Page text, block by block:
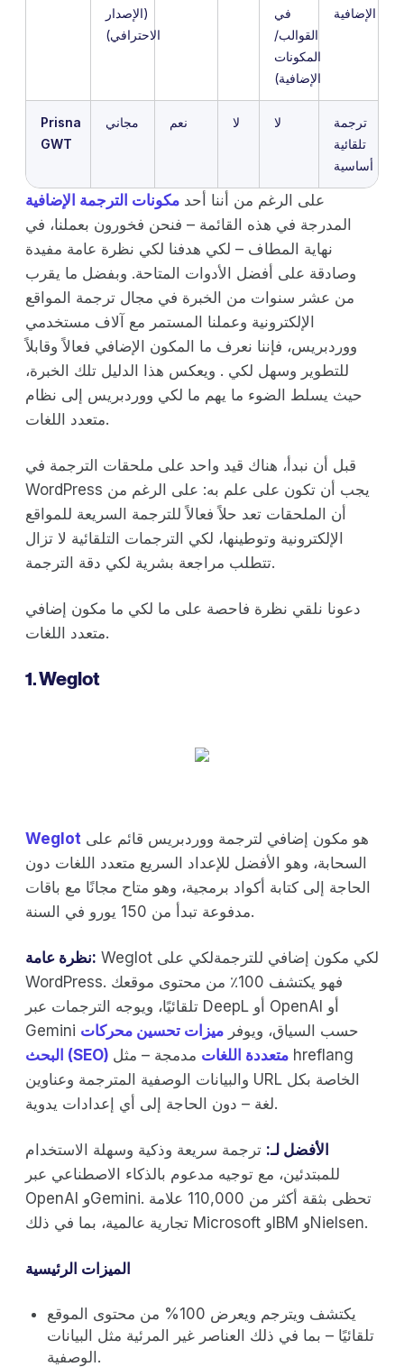
(الإصدار
الاحترافي)
في
القوالب/
المكونات
الإضافية)
الإضافية
Prisna
GWT
مجاني نعم لا لا
ترجمة
تلقائية
أساسية
على الرغم من أننا أحد مكونات الترجمة الإضافية
المدرجة في هذه القائمة – فنحن فخورون بعملنا، في
نهاية المطاف – لكي هدفنا لكي نظرة عامة مفيدة
وصادقة على أفضل الأدوات المتاحة. وبفضل ما يقرب
من عشر سنوات من الخبرة في مجال ترجمة المواقع
الإلكترونية وعملنا المستمر مع آلاف مستخدمي
ووردبريس، فإننا نعرف ما المكون الإضافي فعالاً وقابلاً
للتطوير وسهل لكي . ويعكس هذا الدليل تلك الخبرة،
حيث يسلط الضوء ما يهم ما لكي ووردبريس إلى نظام
متعدد اللغات.
قبل أن نبدأ، هناك قيد واحد على ملحقات الترجمة في
WordPress يجب أن تكون على علم به: على الرغم من
أن الملحقات تعد حلاً فعالاً للترجمة السريعة للمواقع
الإلكترونية وتوطينها، لكي الترجمات التلقائية لا تزال
تتطلب مراجعة بشرية لكي دقة الترجمة.
دعونا نلقي نظرة فاحصة على ما لكي ما مكون إضافي
متعدد اللغات.
1. Weglot
Weglot
السحابة، وهو الأفضل للإعداد السريع متعدد اللغات دون
الحاجة إلى كتابة أكواد برمجية، وهو متاح مجانًا مع باقات
مدفوعة تبدأ من 150 يورو في السنة.
نظرة عامة: Weglot لكي مكون إضافي للترجمةلكي على
WordPress. فهو يكتشف 100٪ من محتوى موقعك
تلقائيًا، ويوجه الترجمات عبر DeepL أو OpenAI أو
Gemini حسب السياق، ويوفر ميزات تحسين محركات
البحث (SEO) متعددة اللغات مدمجة – مثل hreflang
والبيانات الوصفية المترجمة وعناوين URL الخاصة بكل
لغة – دون الحاجة إلى أي إعدادات يدوية.
الأفضل لـ: ترجمة سريعة وذكية وسهلة الاستخدام
للمبتدئين، مع توجيه مدعوم بالذكاء الاصطناعي عبر
OpenAI وGemini. تحظى بثقة أكثر من 110,000 علامة
تجارية عالمية، بما في ذلك Microsoft وIBM وNielsen.
الميزات الرئيسية
يكتشف ويترجم ويعرض 100% من محتوى الموقع
تلقائيًا – بما في ذلك العناصر غير المرئية مثل البيانات
الوصفية.